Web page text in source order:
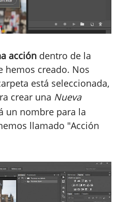
acción dentro de la
hemos creado. Nos
está seleccionada,
crear una Nueva
un nombre para la
llamado "Acción